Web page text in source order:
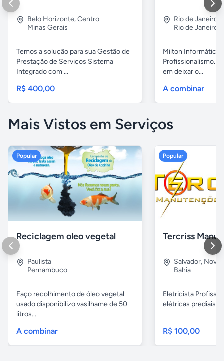
Belo Horizonte,Centro
Minas Gerais
Temos a solução para sua Gestão de
Prestação de Serviços Sistema
Integrado com ...
R$ 400,00
Rio de Janeiro
Rio de Janeiro
Milton Informática
Profissionalismo.
em deixar o...
A combinar
Mais Vistos em Serviços
Popular
Reciclagem oleo vegetal
Paulista
Pernambuco
Faço recolhimento de óleo vegetal
usado disponibilizo vasilhame de 50
litros...
A combinar
Popular
Salvador, Nova
Bahia
Eletricista
elétricas prediais e
R$ 100,00